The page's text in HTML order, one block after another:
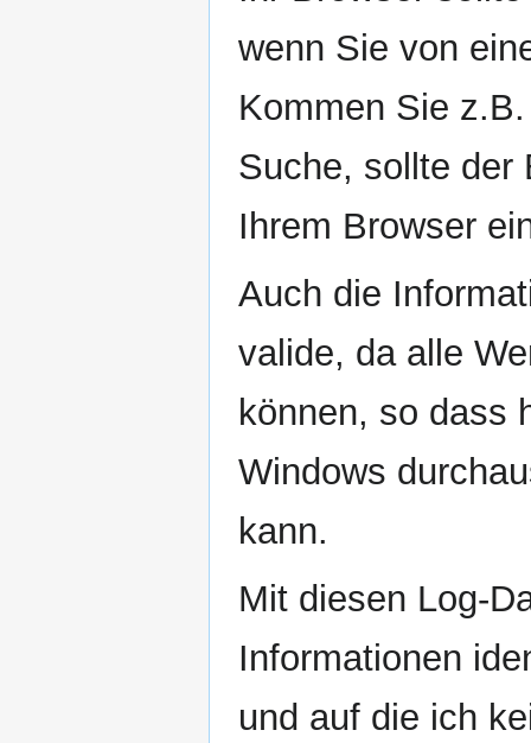
wenn Sie von
Kommen Sie
Suche, sollte der
Ihrem Browser
Auch die
valide, da alle
können, so dass
Windows
kann.
Mit diesen Log-
Informationen
und auf die ich